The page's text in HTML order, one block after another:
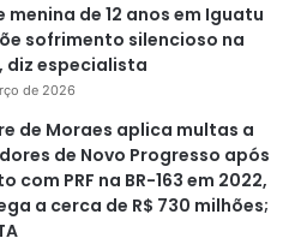
menina de 12 anos em Iguatu
sofrimento silencioso na
diz especialista
de 2026
de Moraes aplica multas a
de Novo Progresso após
com PRF na BR-163 em 2022,
a cerca de R$ 730 milhões;